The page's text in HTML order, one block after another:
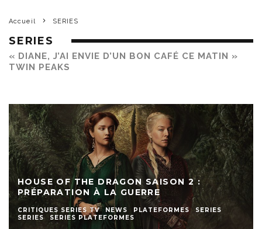
Accueil SERIES
SERIES
« DIANE, J’AI ENVIE D’UN BON CAFÉ CE MATIN »
TWIN PEAKS
HOUSE OF THE DRAGON SAISON 2 :
PRÉPARATION À LA GUERRE
CRITIQUES SERIES TV NEWS PLATEFORMES
SERIES
SERIES
SERIES PLATEFORMES